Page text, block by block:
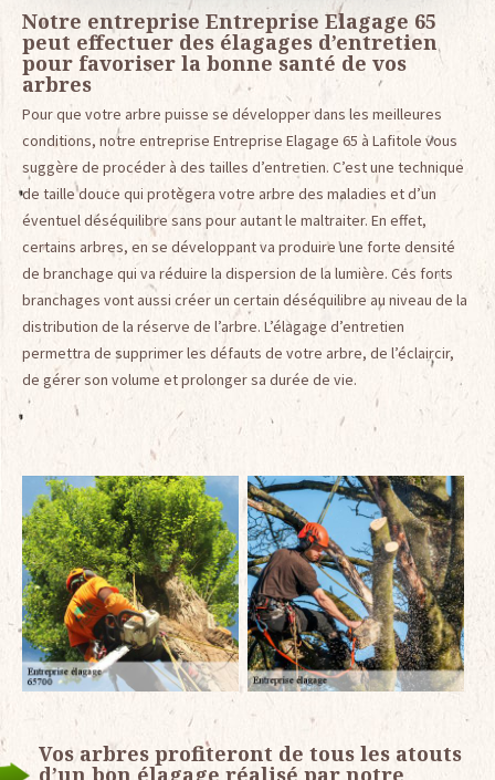
Notre entreprise Entreprise Elagage 65
peut effectuer des élagages d’entretien
pour favoriser la bonne santé de vos
arbres
Pour que votre arbre puisse se développer dans les meilleures
conditions, notre entreprise Entreprise Elagage 65 à Lafitole vous
suggère de procéder à des tailles d’entretien. C’est une technique
de taille douce qui protègera votre arbre des maladies et d’un
éventuel déséquilibre sans pour autant le maltraiter. En effet,
certains arbres, en se développant va produire une forte densité
de branchage qui va réduire la dispersion de la lumière. Ces forts
branchages vont aussi créer un certain déséquilibre au niveau de la
distribution de la réserve de l’arbre. L’élagage d’entretien
permettra de supprimer les défauts de votre arbre, de l’éclaircir,
de gérer son volume et prolonger sa durée de vie.
Vos arbres profiteront de tous les atouts